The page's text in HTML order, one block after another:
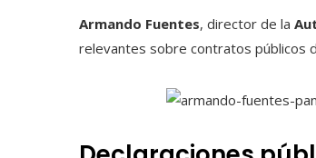
Armando Fuentes, director de la
relevantes sobre contratos públicos